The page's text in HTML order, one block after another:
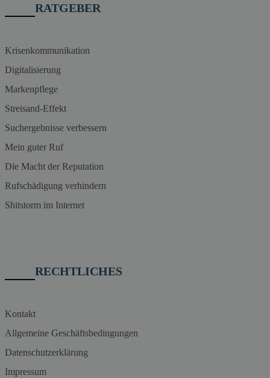
RATGEBER
Krisenkommunikation
Digitalisierung
Markenpflege
Streisand-Effekt
Suchergebnisse verbessern
Mein guter Ruf
Die Macht der Reputation
Rufschädigung verhindern
Shitstorm im Internet
RECHTLICHES
Kontakt
Allgemeine Geschäftsbedingungen
Datenschutzerklärung
Impressum